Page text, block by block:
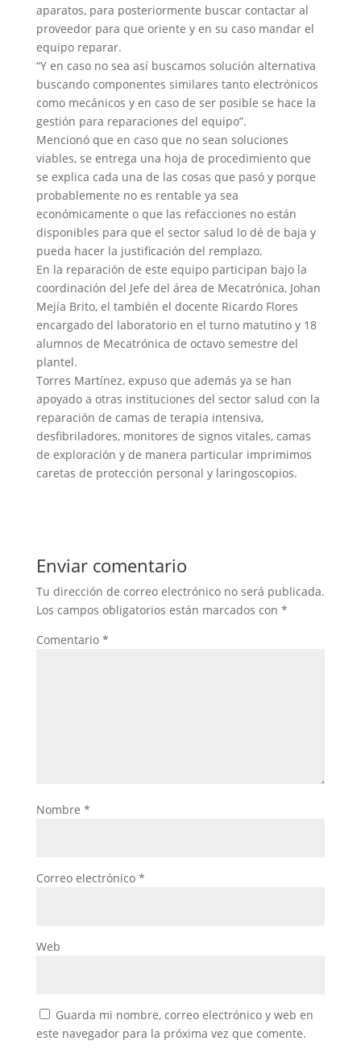
aparatos, para posteriormente buscar contactar al
proveedor para que oriente y en su caso mandar el
equipo reparar.
“Y en caso no sea así buscamos solución alternativa
buscando componentes similares tanto electrónicos
como mecánicos y en caso de ser posible se hace la
gestión para reparaciones del equipo”.
Mencionó que en caso que no sean soluciones
viables, se entrega una hoja de procedimiento que
se explica cada una de las cosas que pasó y porque
probablemente no es rentable ya sea
económicamente o que las refacciones no están
disponibles para que el sector salud lo dé de baja y
pueda hacer la justificación del remplazo.
En la reparación de este equipo participan bajo la
coordinación del Jefe del área de Mecatrónica, Johan
Mejía Brito, el también el docente Ricardo Flores
encargado del laboratorio en el turno matutino y 18
alumnos de Mecatrónica de octavo semestre del
plantel.
Torres Martínez, expuso que además ya se han
apoyado a otras instituciones del sector salud con la
reparación de camas de terapia intensiva,
desfibriladores, monitores de signos vitales, camas
de exploración y de manera particular imprimimos
caretas de protección personal y laringoscopios.
Enviar comentario
Tu dirección de correo electrónico no será publicada.
Los campos obligatorios están marcados con *
Comentario *
Nombre *
Correo electrónico *
Web
Guarda mi nombre, correo electrónico y web en
este navegador para la próxima vez que comente.